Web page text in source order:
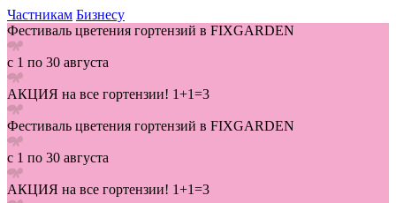
Частникам Бизнесу
Фестиваль цветения гортензий в FIXGARDEN
с 1 по 30 августа
АКЦИЯ на все гортензии! 1+1=3
Фестиваль цветения гортензий в FIXGARDEN
с 1 по 30 августа
АКЦИЯ на все гортензии! 1+1=3